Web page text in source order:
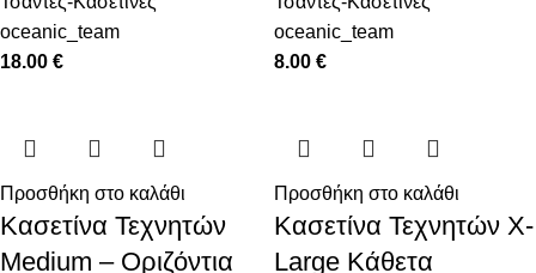
oceanic_team
18.00 €
oceanic_team
8.00 €
Προσθήκη στο καλάθι
Κασετίνα Τεχνητών
Medium – Οριζόντια
Προσθήκη στο καλάθι
Κασετίνα Τεχνητών X-
Large Κάθετα